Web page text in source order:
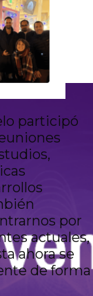
participó
por
actuales,
ahora se
de forma